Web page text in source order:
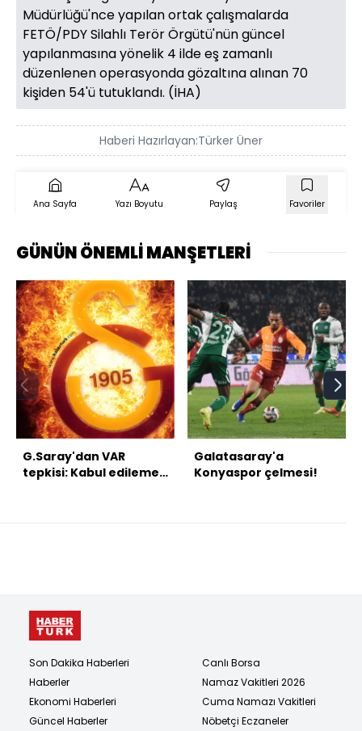
Müdürlüğü'nce yapılan ortak çalışmalarda
FETÖ/PDY Silahlı Terör Örgütü'nün güncel
yapılanmasına yönelik 4 ilde eş zamanlı
düzenlenen operasyonda gözaltına alınan 70
kişiden 54'ü tutuklandı. (İHA)
Haberi Hazırlayan:Türker Üner
Ana Sayfa Yazı Boyutu Paylaş Favoriler
GÜNÜN ÖNEMLİ MANŞETLERİ
G.Saray'dan VAR
tepkisi: Kabul edilemez
Galatasaray'a
Konyaspor çelmesi!
Son Dakika Haberleri
Haberler
Ekonomi Haberleri
Güncel Haberler
Canlı Borsa
Namaz Vakitleri 2026
Cuma Namazı Vakitleri
Nöbetçi Eczaneler